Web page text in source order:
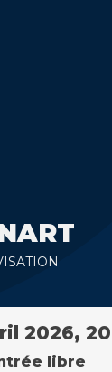
2026,
libre